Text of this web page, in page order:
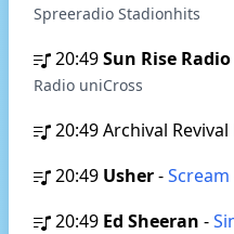
Spreeradio Stadionhits
20:49Sun Rise Radio
Radio uniCross
20:49Archival
20:49 Usher-Scream
20:49 Ed Sheeran -